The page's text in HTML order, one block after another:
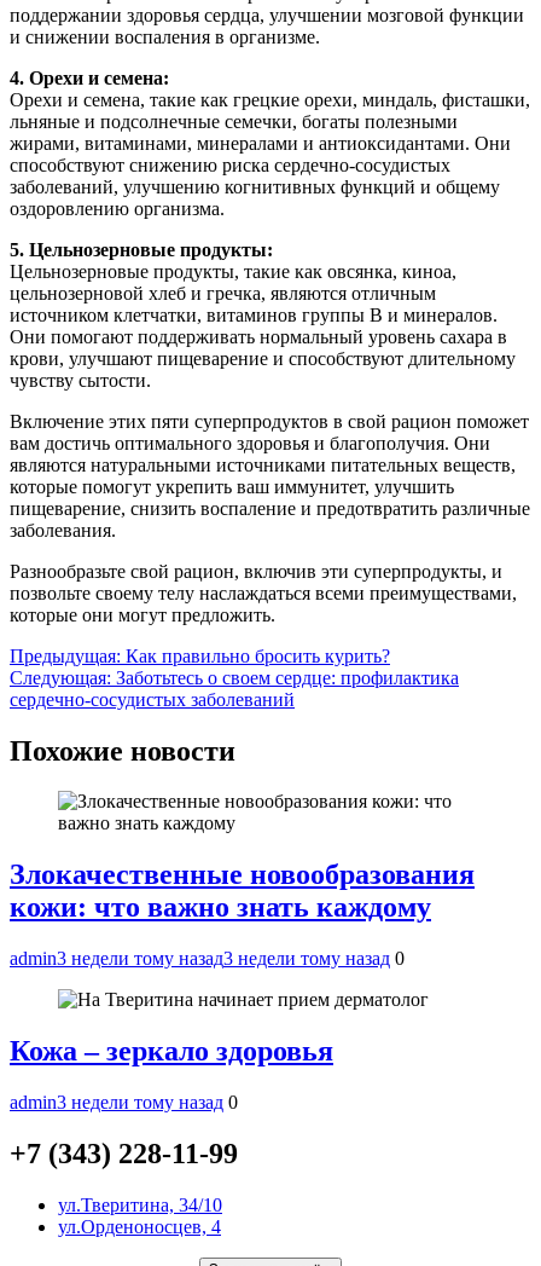
поддержании здоровья сердца, улучшении мозговой функции
и снижении воспаления в организме.
4. Орехи и семена:
Орехи и семена, такие как грецкие орехи, миндаль, фисташки,
льняные и подсолнечные семечки, богаты полезными
жирами, витаминами, минералами и антиоксидантами. Они
способствуют снижению риска сердечно-сосудистых
заболеваний, улучшению когнитивных функций и общему
оздоровлению организма.
5. Цельнозерновые продукты:
Цельнозерновые продукты, такие как овсянка, киноа,
цельнозерновой хлеб и гречка, являются отличным
источником клетчатки, витаминов группы B и минералов.
Они помогают поддерживать нормальный уровень сахара в
крови, улучшают пищеварение и способствуют длительному
чувству сытости.
Включение этих пяти суперпродуктов в свой рацион поможет
вам достичь оптимального здоровья и благополучия. Они
являются натуральными источниками питательных веществ,
которые помогут укрепить ваш иммунитет, улучшить
пищеварение, снизить воспаление и предотвратить различные
заболевания.
Разнообразьте свой рацион, включив эти суперпродукты, и
позвольте своему телу наслаждаться всеми преимуществами,
которые они могут предложить.
Навигация
по
Предыдущая: Как правильно бросить курить?
Следующая: Заботьтесь о своем сердце: профилактика
сердечно-сосудистых заболеваний
Похожие новости
Злокачественные новообразования
кожи: что важно знать каждому
admin3 недели тому назад3 недели тому назад 0
Кожа – зеркало здоровья
admin3 недели тому назад 0
+7 (343) 228-11-99
ул.Тверитина, 34/10
ул.Орденоносцев, 4